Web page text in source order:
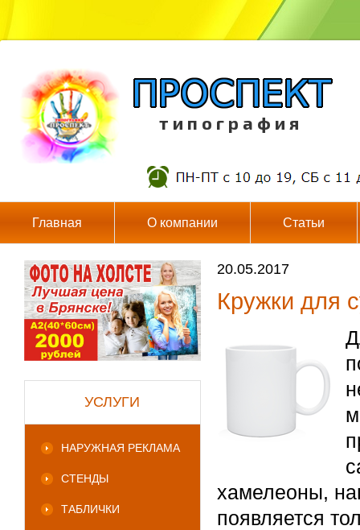
т и п о г р а ф и я
Главная О компании Статьи
УСЛУГИ
НАРУЖНАЯ РЕКЛАМА
СТЕНДЫ
ТАБЛИЧКИ
20.05.2017
Кружки для
хамелеоны,
появляется